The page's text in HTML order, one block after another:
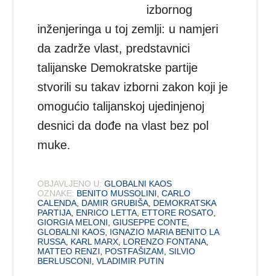
izbornog
inženjeringa u toj zemlji: u namjeri
da zadrže vlast, predstavnici
talijanske Demokratske partije
stvorili su takav izborni zakon koji je
omogućio talijanskoj ujedinjenoj
desnici da dođe na vlast bez pol
muke.
OBJAVLJENO U: GLOBALNI KAOS
OZNAKE: BENITO MUSSOLINI ,CARLO
CALENDA DAMIR GRUBIŠA DEMOKRATSKA
PARTIJA ENRICO LETTA ETTORE ROSATO
GIORGIA MELONI ,GIUSEPPE CONTE
GLOBALNI KAOS IGNAZIO MARIA BENITO LA
RUSSA KARL MARX LORENZO FONTANA
MATTEO RENZI
POSTFAŠIZAM ,SILVIO
BERLUSCONI ,VLADIMIR PUTIN